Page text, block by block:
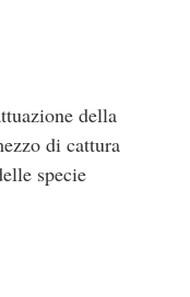
della
di cattura
specie